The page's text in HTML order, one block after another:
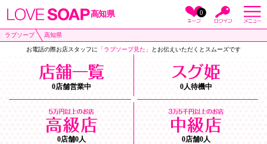
高知県 0
ラブソープ 高知県
お電話の際お店スタッフに 「ラブソープ見た」 とお伝えいただくとスムーズです
0店舗営業中 0人待機中
0店舗0人 0店舗0人